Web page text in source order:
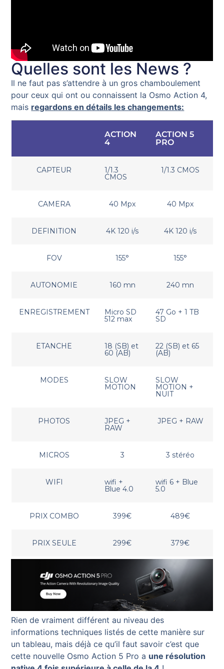
Quelles sont les News ?
Il ne faut pas s’attendre à un gros chamboulement
pour ceux qui ont ou connaissent la Osmo Action 4,
mais regardons en détails les changements:
ACTION
4
ACTION 5
PRO
CAPTEUR 1/1.3
CMOS
1/1.3 CMOS
CAMERA 40 Mpx 40 Mpx
DEFINITION 4K 120 i/s 4K 120 i/s
FOV 155° 155°
AUTONOMIE 160 mn 240 mn
ENREGISTREMENT Micro SD
512 max
47 Go + 1 TB
SD
ETANCHE 18 (SB) et
60 (AB)
22 (SB) et 65
(AB)
MODES SLOW
MOTION
SLOW
MOTION +
NUIT
PHOTOS JPEG +
RAW
JPEG + RAW
MICROS 3 3 stéréo
WIFI wifi +
Blue 4.0
wifi 6 + Blue
5.0
PRIX COMBO 399€ 489€
PRIX SEULE 299€ 379€
Rien de vraiment différent au niveau des
informations techniques listés de cette manière sur
un tableau, mais déjà ce qu’il faut savoir c’est que
cette nouvelle Osmo Action 5 Pro a une résolution